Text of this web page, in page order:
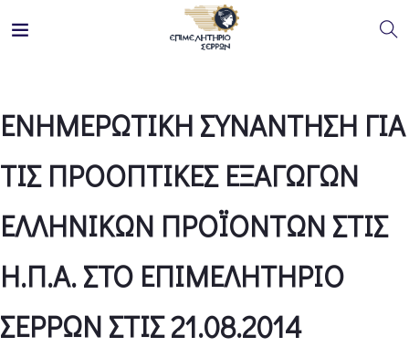
ΕΝΗΜΕΡΩΤΙΚΗ ΣΥΝΑΝΤΗΣΗ ΓΙΑ
ΤΙΣ ΠΡΟΟΠΤΙΚΕΣ ΕΞΑΓΩΓΩΝ
ΕΛΛΗΝΙΚΩΝ ΠΡΟΪΟΝΤΩΝ ΣΤΙΣ
Η.Π.Α. ΣΤΟ ΕΠΙΜΕΛΗΤΗΡΙΟ
ΣΕΡΡΩΝ ΣΤΙΣ 21.08.2014